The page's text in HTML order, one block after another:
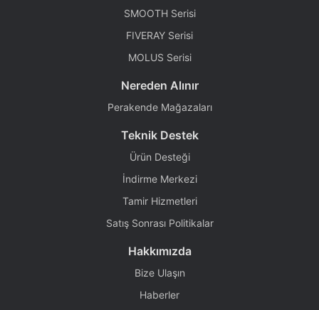
SMOOTH Serisi
FIVERAY Serisi
MOLUS Serisi
Nereden Alınır
Perakende Mağazaları
Teknik Destek
Ürün Desteği
İndirme Merkezi
Tamir Hizmetleri
Satış Sonrası Politikalar
Hakkımızda
Bize Ulaşın
Haberler